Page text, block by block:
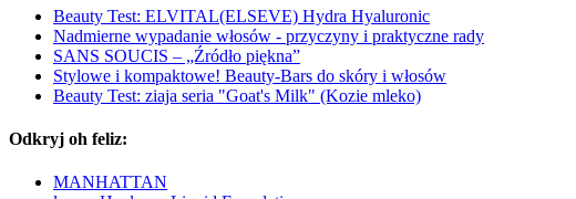
Beauty Test: ELVITAL(ELSEVE) Hydra Hyaluronic
Nadmierne wypadanie włosów - przyczyny i praktyczne rady
SANS SOUCIS – „Źródło piękna”
Stylowe i kompaktowe! Beauty-Bars do skóry i włosów
Beauty Test: ziaja seria "Goat's Milk" (Kozie mleko)
Odkryj oh feliz:
MANHATTAN